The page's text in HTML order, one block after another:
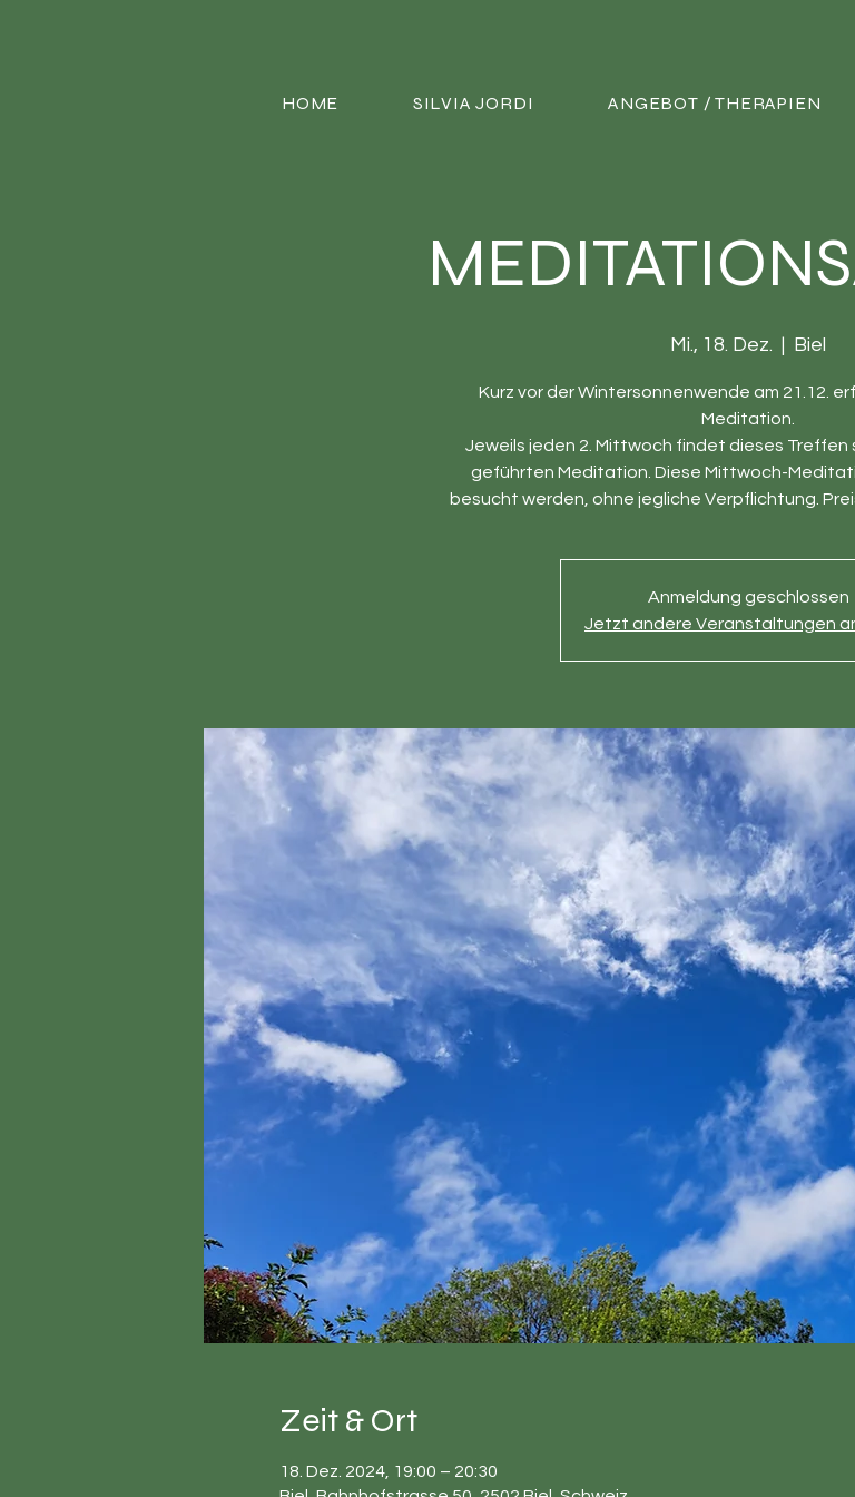
HOME SILVIA JORDI ANGEBOT / THERAPIEN
Mi., 18. Dez.
  |
Biel
Kurz vor der Wintersonnenwende am 21.12.
Meditation.
Jeweils jeden 2. Mittwoch findet dieses
geführten Meditation. Diese Mittwoch-
besucht werden, ohne jegliche Verpflichtung.
Anmeldung geschlossen
Jetzt andere Veranstaltungen
Zeit & Ort
18. Dez. 2024, 19:00 – 20:30